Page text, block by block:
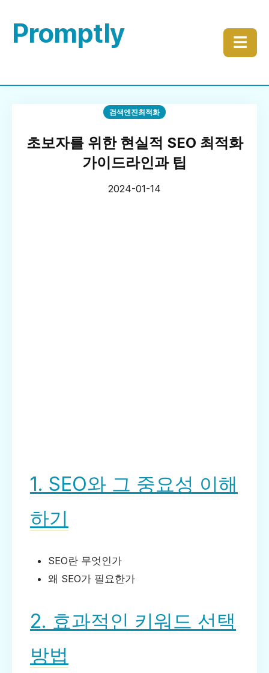
Promptly ☰
검색엔진최적화
초보자를 위한 현실적 SEO 최적화
가이드라인과 팁
2024-01-14
1. SEO와 그 중요성 이해
하기
SEO란 무엇인가
왜 SEO가 필요한가
2. 효과적인 키워드 선택
방법